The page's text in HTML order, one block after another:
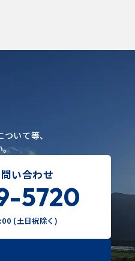
いて等、
い合わせ
5720
(土日祝除く)